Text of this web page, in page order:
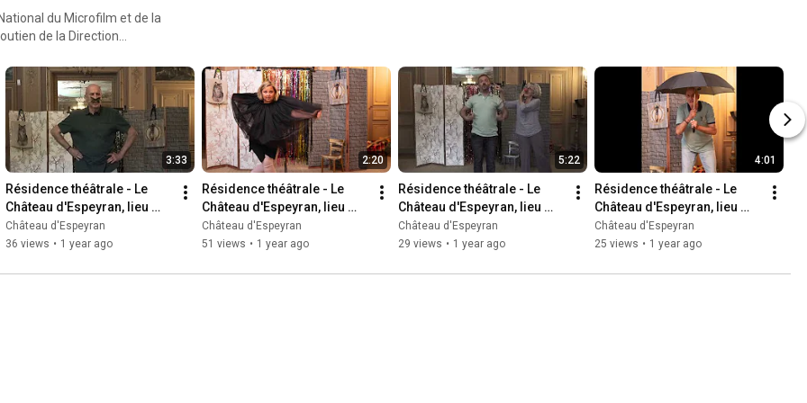
du Microfilm et de la
de la Direction
théoriques et appliqués,
que les enjeux de
son projet scientifique,
ainsi à proposer un
lieux, comprenant à la
3:33
Résidence théâtrale - Le
Château d'Espeyran, lieu
d'accueil et de respect du
vivant - 09/2024 (3/6)
Château d'Espeyran
36 views • 1 year ago
2:20
Résidence théâtrale - Le
Château d'Espeyran, lieu
d'accueil et de respect du
vivant - 09/2024 (4/6)
Château d'Espeyran
51 views • 1 year ago
5:22
Résidence théâtrale - Le
Château d'Espeyran, lieu
d'accueil et de respect du
vivant - 09/2024 (5/6)
Château d'Espeyran
29 views • 1 year ago
4:01
Résidence théâtrale - Le
Château d'Espeyran, lieu
d'accueil et de respect du
vivant - 09/2024 (6/6)
Château d'Espeyran
25 views • 1 year ago